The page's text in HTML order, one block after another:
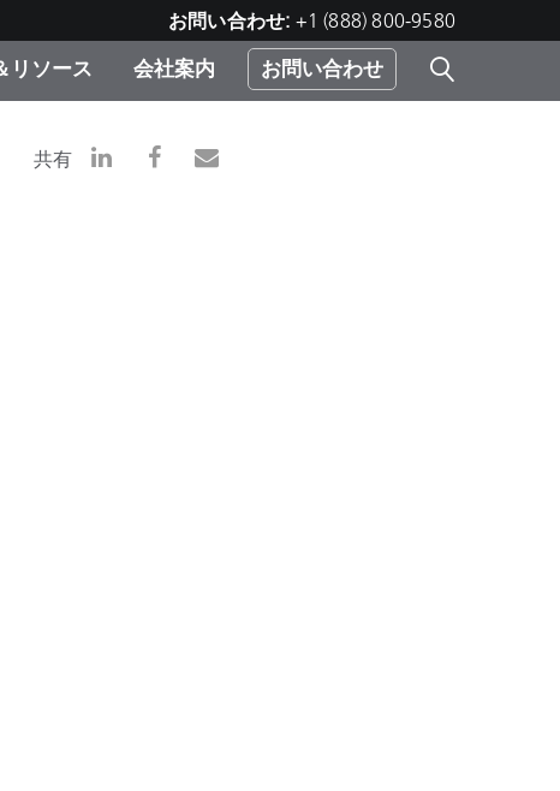
お問い合わせ: +1 (888) 800-9580
レー
プリ
ソ
リソース 会社案内 お問い合わせ
共有